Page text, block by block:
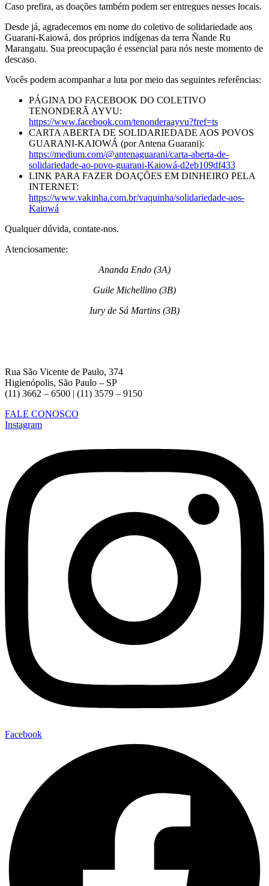
Caso prefira, as doações também podem ser entregues nesses locais.
Desde já, agradecemos em nome do coletivo de solidariedade aos
Guarani-Kaiowá, dos próprios indígenas da terra Ñande Ru
Marangatu. Sua preocupação é essencial para nós neste momento de
descaso.
Vocês podem acompanhar a luta por meio das seguintes referências:
PÁGINA DO FACEBOOK DO COLETIVO
TENONDERÃ AYVU:
https://www.facebook.com/tenonderaayvu?fref=ts
CARTA ABERTA DE SOLIDARIEDADE AOS POVOS
GUARANI-KAIOWÁ (por Antena Guarani):
https://medium.com/@antenaguarani/carta-aberta-de-
solidariedade-ao-povo-guarani-Kaiowá-d2eb109df433
LINK PARA FAZER DOAÇÕES EM DINHEIRO PELA
INTERNET:
https://www.vakinha.com.br/vaquinha/solidariedade-aos-
Kaiowá
Qualquer dúvida, contate-nos.
Atenciosamente:
Ananda Endo (3A)
Guile Michellino (3B)
Iury de Sá Martins (3B)
Rua São Vicente de Paulo, 374
Higienópolis, São Paulo – SP
(11) 3662 – 6500 | (11) 3579 – 9150
FALE CONOSCO
Instagram
Facebook